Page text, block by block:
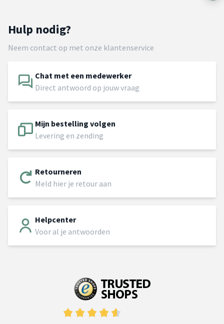
Hulp nodig?
Neem contact op met onze klantenservice
Chat met een medewerker
Direct antwoord op jouw vraag
Mijn bestelling volgen
Levering en zending
Retourneren
Meld hier je retour aan
Helpcenter
Voor al je antwoorden